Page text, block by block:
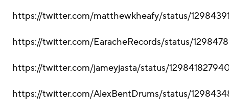
https://twitter.com/matthewkheafy/status/
https://twitter.com/EaracheRecords/status/
https://twitter.com/jameyjasta/status/
https://twitter.com/AlexBentDrums/status/